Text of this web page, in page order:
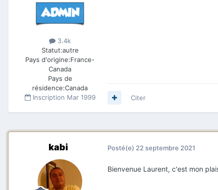
3.4k
Statut:autre
Pays d'origine:France-
Canada
Pays de
résidence:Canada
Inscription Mar 1999 Citer
kabi Posté(e) 22 septembre 2021
Bienvenue Laurent, c'est mon